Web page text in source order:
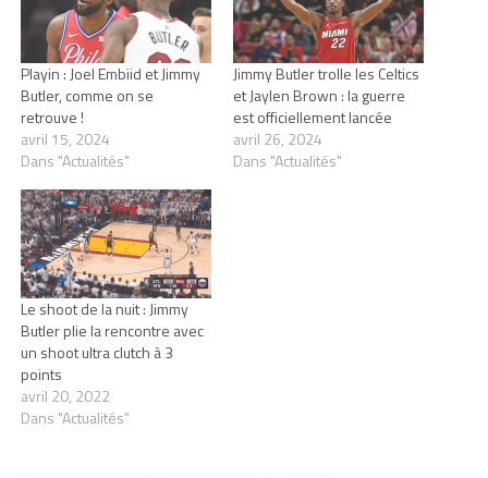
Playin : Joel Embiid et Jimmy
Butler, comme on se
retrouve !
avril 15, 2024
Dans "Actualités"
Jimmy Butler trolle les Celtics
et Jaylen Brown : la guerre
est officiellement lancée
avril 26, 2024
Dans "Actualités"
Le shoot de la nuit : Jimmy
Butler plie la rencontre avec
un shoot ultra clutch à 3
points
avril 20, 2022
Dans "Actualités"